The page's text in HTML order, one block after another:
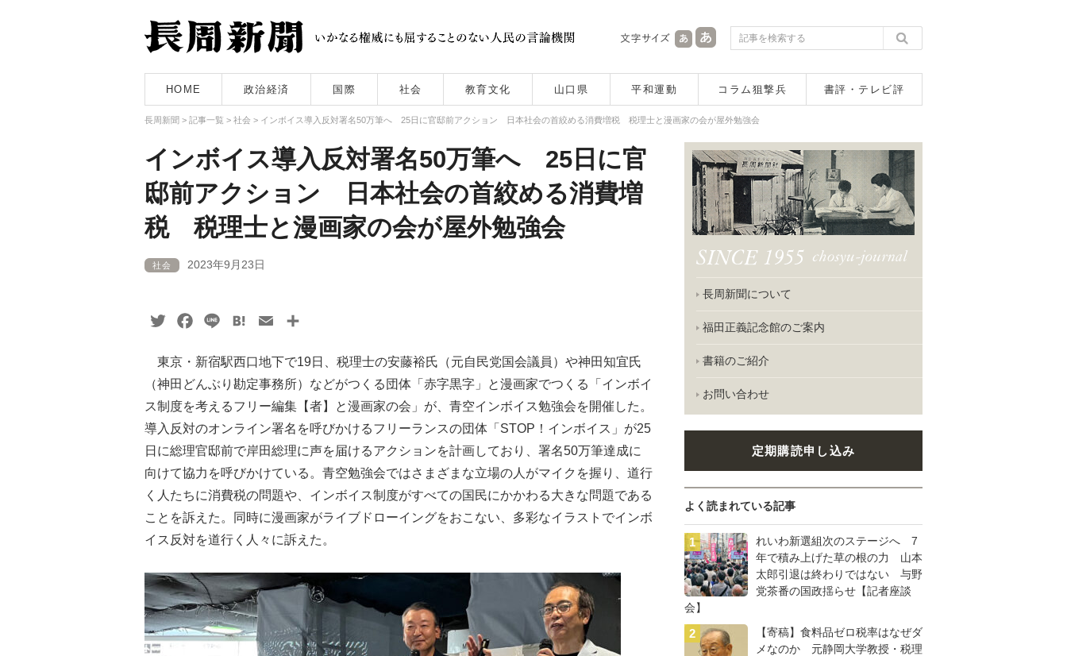
HOME 政治経済 国際 社会 教育文化 山口県 平和運動 コラム狙撃兵 書評・テレビ評
長周新聞 > 記事一覧 > 社会 > インボイス導入反対署名50万筆へ 25日に官邸前アクション 日本社会の首絞める消費増税 税理士と漫画家の会が屋外勉強会
インボイス導入反対署名50万筆へ 25日に官
邸前アクション 日本社会の首絞める消費増
税 税理士と漫画家の会が屋外勉強会
社会 2023年9月23日
TwitterFacebook
Line HatenaEmail
東京・新宿駅西口地下で19日、税理士の安藤裕氏（元自民党国会議員）や神田知宜氏
（神田どんぶり勘定事務所）などがつくる団体「赤字黒字」と漫画家でつくる「インボイ
ス制度を考えるフリー編集【者】と漫画家の会」が、青空インボイス勉強会を開催した。
導入反対のオンライン署名を呼びかけるフリーランスの団体「STOP！インボイス」が25
日に総理官邸前で岸田総理に声を届けるアクションを計画しており、署名50万筆達成に
向けて協力を呼びかけている。青空勉強会ではさまざまな立場の人がマイクを握り、道行
く人たちに消費税の問題や、インボイス制度がすべての国民にかかわる大きな問題である
ことを訴えた。同時に漫画家がライブドローイングをおこない、多彩なイラストでインボ
イス反対を道行く人々に訴えた。
長周新聞について
福田正義記念館のご案内
書籍のご紹介
お問い合わせ
定期購読申し込み
よく読まれている記事
れいわ新選組次のステージへ 7
年で積み上げた草の根の力 山本
太郎引退は終わりではない 与野
党茶番の国政揺らせ【記者座談
会】
【寄稿】食料品ゼロ税率はなぜダ
メなのか 元静岡大学教授・税理